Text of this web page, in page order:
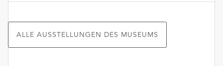
ALLE AUSSTELLUNGEN DES MUSEUMS